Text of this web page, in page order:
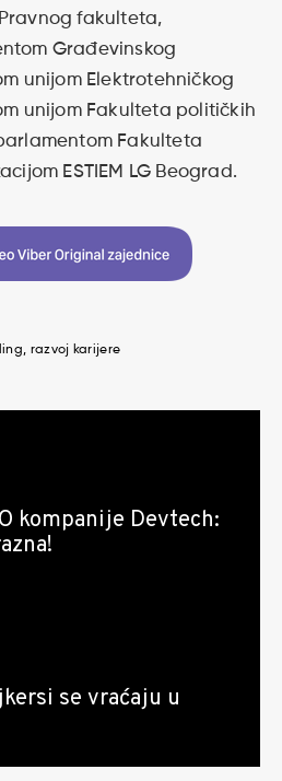
fakulteta,
Građevinskog
unijom Elektrotehničkog
unijom Fakulteta političkih
Fakulteta
ESTIEM LG Beograd.
razvoj karijere
kompanije Devtech:
se vraćaju u